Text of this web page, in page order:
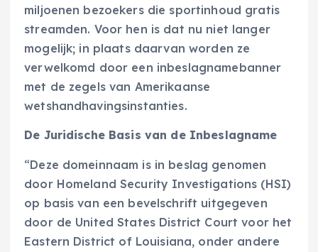
miljoenen bezoekers die sportinhoud gratis
streamden. Voor hen is dat nu niet langer
mogelijk; in plaats daarvan worden ze
verwelkomd door een inbeslagnamebanner
met de zegels van Amerikaanse
wetshandhavingsinstanties.
De Juridische Basis van de Inbeslagname
“Deze domeinnaam is in beslag genomen
door Homeland Security Investigations (HSI)
op basis van een bevelschrift uitgegeven
door de United States District Court voor het
Eastern District of Louisiana, onder andere